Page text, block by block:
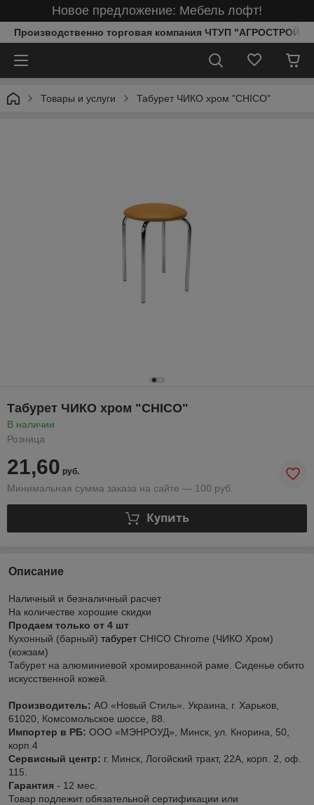
Новое предложение: Мебель лофт!
Производственно торговая компания ЧТУП
Товары и услуги Табурет ЧИКО хром "CHICO"
Табурет ЧИКО хром "CHICO"
В наличии
Розница
21,60 руб.
Минимальная сумма заказа на сайте — 100 руб.
Купить
Описание
Наличный и безналичный расчет
На количестве хорошие скидки
Продаем только от 4 шт
Кухонный (барный) табурет CHICO Chrome (ЧИКО Хром)
(кожзам)
Табурет на алюминиевой хромированной раме. Сиденье обито
искусственной кожей.
Производитель: АО «Новый Стиль». Украина, г. Харьков,
61020, Комсомольское шоссе, 88.
Импортер в РБ: ООО «МЭНРОУД», Минск, ул. Кнорина, 50,
корп.4
Сервисный центр: г. Минск, Логойский тракт, 22А, корп. 2, оф.
115.
Гарантия - 12 мес.
Товар подлежит обязательной сертификации или